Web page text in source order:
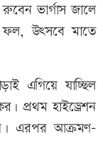
ভার্গাস জালে
ফল, উৎসবে মাতে
এগিয়ে যাচ্ছিল
প্রথম হাইড্রেশন
এরপর আক্রমণ-